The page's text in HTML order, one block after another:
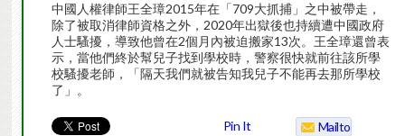
中國人權律師王全璋2015年在「709大抓捕」之中被帶走，
除了被取消律師資格之外，2020年出獄後也持續遭中國政府
人士騷擾，導致他曾在2個月內被迫搬家13次。王全璋還曾表
示，當他們終於幫兒子找到學校時，警察很快就前往該所學
校騷擾老師，「隔天我們就被告知我兒子不能再去那所學校
了」。
Pin It Mailto